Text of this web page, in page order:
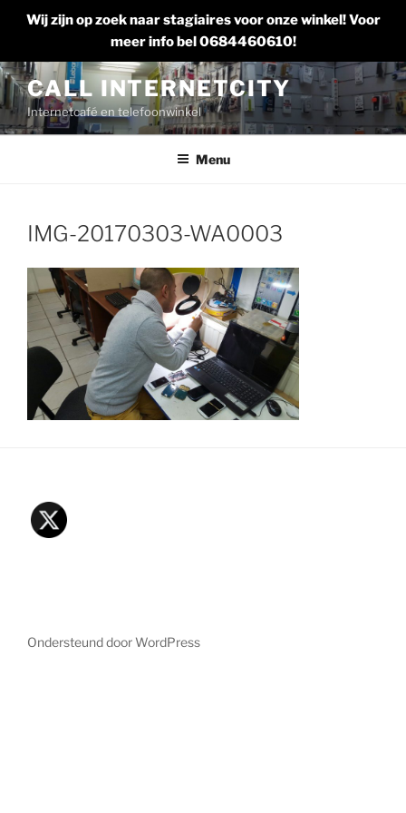
Wij zijn op zoek naar stagiaires voor onze winkel! Voor
meer info bel 0684460610!
Ga
naar
de
inhoud
CALL INTERNETCITY
Internetcafé en telefoonwinkel
Menu
IMG-20170303-WA0003
Ondersteund door WordPress